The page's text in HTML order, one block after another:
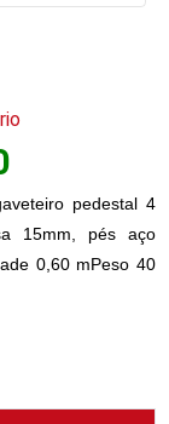
pedestal 4
15mm, pés aço
0,60 mPeso 40